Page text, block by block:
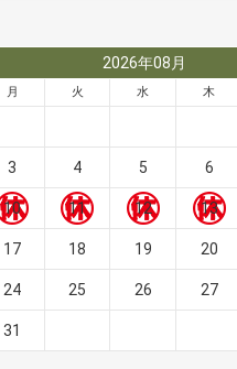
2026年08月
月 火 水 木
3 4 5 6
10 11 12 13
17 18 19 20
24 25 26 27
31